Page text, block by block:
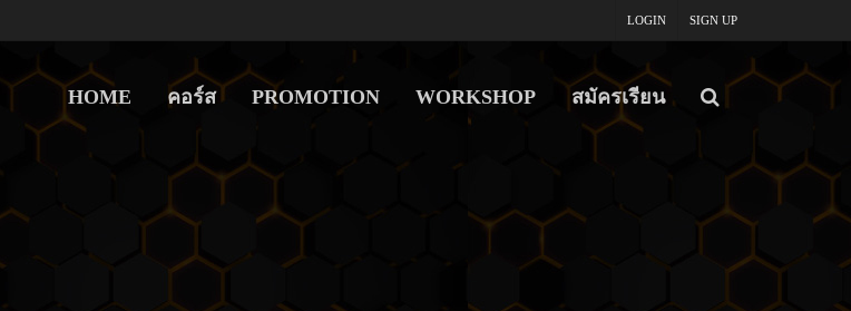
LOGIN SIGN UP
HOME คอร์ส PROMOTION WORKSHOP สมัครเรียน